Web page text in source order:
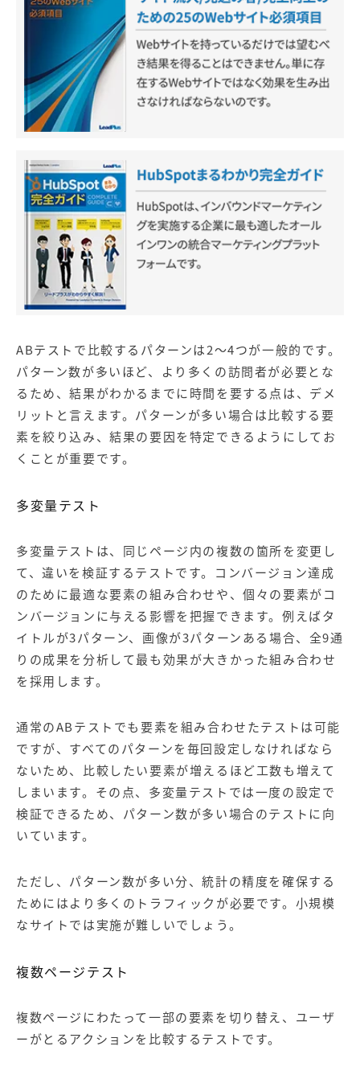
ABテストで比較するパターンは2～4つが一般的です。
パターン数が多いほど、より多くの訪問者が必要とな
るため、結果がわかるまでに時間を要する点は、デメ
リットと言えます。パターンが多い場合は比較する要
素を絞り込み、結果の要因を特定できるようにしてお
くことが重要です。
多変量テスト
多変量テストは、同じページ内の複数の箇所を変更し
て、違いを検証するテストです。コンバージョン達成
のために最適な要素の組み合わせや、個々の要素がコ
ンバージョンに与える影響を把握できます。例えばタ
イトルが3パターン、画像が3パターンある場合、全9通
りの成果を分析して最も効果が大きかった組み合わせ
を採用します。
通常のABテストでも要素を組み合わせたテストは可能
ですが、すべてのパターンを毎回設定しなければなら
ないため、比較したい要素が増えるほど工数も増えて
しまいます。その点、多変量テストでは一度の設定で
検証できるため、パターン数が多い場合のテストに向
いています。
ただし、パターン数が多い分、統計の精度を確保する
ためにはより多くのトラフィックが必要です。小規模
なサイトでは実施が難しいでしょう。
複数ページテスト
複数ページにわたって一部の要素を切り替え、ユーザ
ーがとるアクションを比較するテストです。